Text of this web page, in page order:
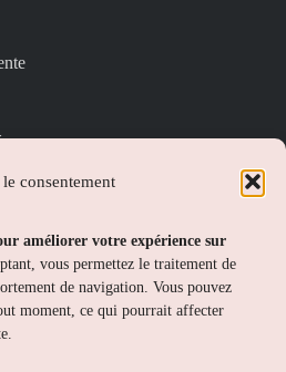
consentement
améliorer votre expérience sur
vous permettez le traitement de
de navigation. Vous pouvez
moment, ce qui pourrait affecter